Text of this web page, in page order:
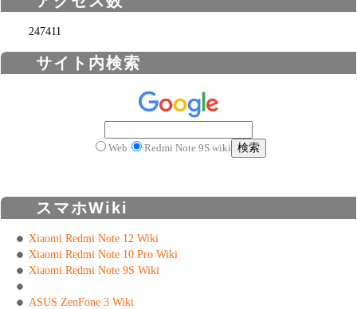
247411
サイト内検索
Web Redmi Note 9S wiki
スマホWiki
Xiaomi Redmi Note 12 Wiki
Xiaomi Redmi Note 10 Pro Wiki
Xiaomi Redmi Note 9S Wiki
ASUS ZenFone 3 Wiki